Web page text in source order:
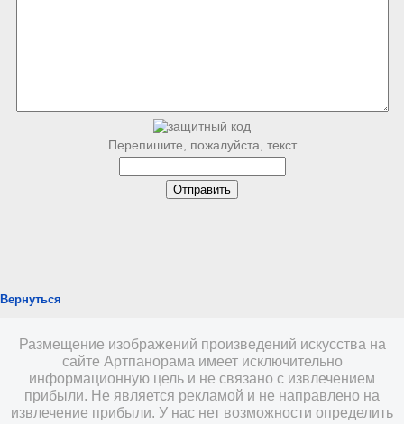
Перепишите, пожалуйста, текст
Вернуться
Размещение изображений произведений искусства на
сайте Артпанорама имеет исключительно
информационную цель и не связано с извлечением
прибыли. Не является рекламой и не направлено на
извлечение прибыли. У нас нет возможности определить